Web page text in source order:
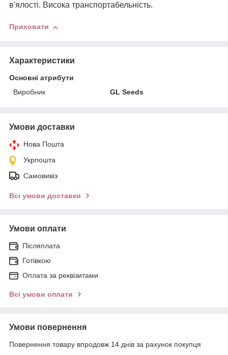
в'ялості. Висока транспортабельність.
Приховати
Характеристики
Основні атрибути
Виробник
GL Seeds
Умови доставки
Нова Пошта
Укрпошта
Самовивіз
Всі умови доставки
Умови оплати
Післяплата
Готівкою
Оплата за реквізитами
Всі умови оплати
Умови повернення
Повернення товару впродовж 14 днів за рахунок покупця